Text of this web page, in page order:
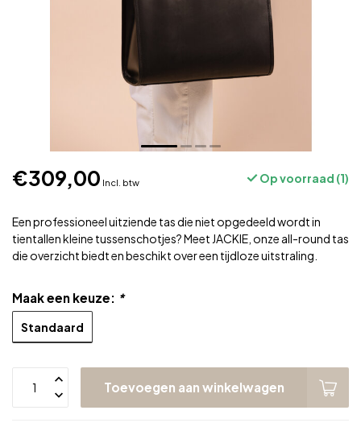
€309,00 Incl. btw Op voorraad (1)
Een professioneel uitziende tas die niet opgedeeld wordt in
tientallen kleine tussenschotjes? Meet JACKIE, onze all-round tas
die overzicht biedt en beschikt over een tijdloze uitstraling.
Maak een keuze: *
Standaard
Toevoegen aan winkelwagen